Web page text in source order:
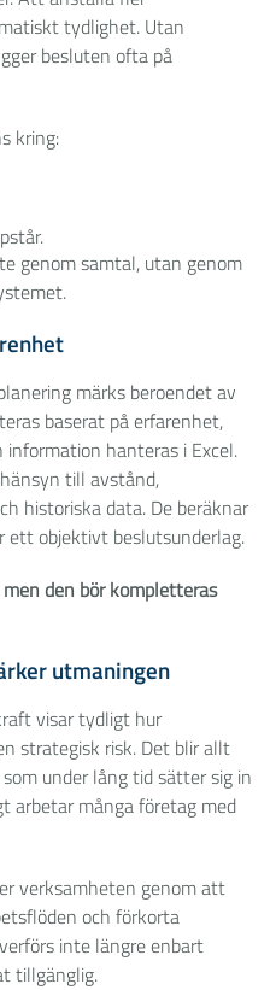
tydlighet. Utan
besluten ofta på
kring:
genom samtal, utan genom
märks beroendet av
baserat på erfarenhet,
hanteras i Excel.
till avstånd,
historiska data. De beräknar
ett objektivt beslutsunderlag.
den bör kompletteras
utmaningen
visar tydligt hur
strategisk risk. Det blir allt
under lång tid sätter sig in
arbetar många företag med
verksamheten genom att
och förkorta
inte längre enbart
tillgänglig.